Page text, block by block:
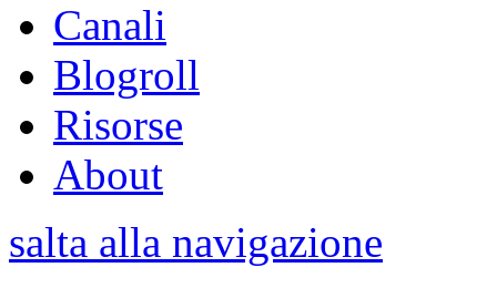
Canali
Blogroll
Risorse
About
salta alla navigazione